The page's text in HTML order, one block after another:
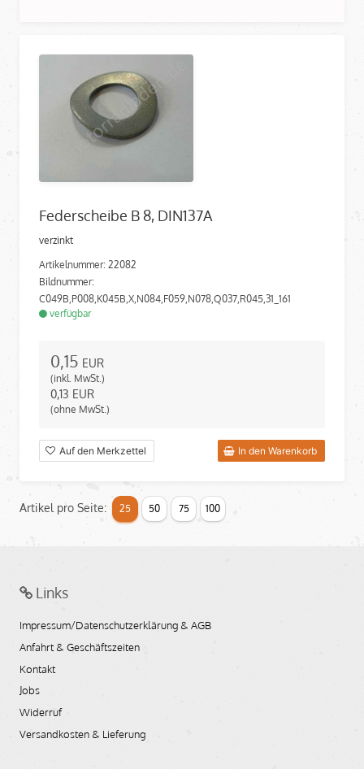
Federscheibe B 8, DIN137A
verzinkt
Artikelnummer: 22082
Bildnummer:
C049B,P008,K045B,X,N084,F059,N078,Q037,R045,31_161
verfügbar
0,15 EUR
(inkl. MwSt.)
0,13 EUR
(ohne MwSt.)
Auf den Merkzettel In den Warenkorb
Artikel pro Seite: 25 50 75 100
Links
Impressum/Datenschutzerklärung & AGB
Anfahrt & Geschäftszeiten
Kontakt
Jobs
Widerruf
Versandkosten & Lieferung